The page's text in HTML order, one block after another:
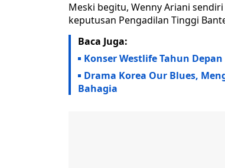
Meski begitu, Wenny Ariani
keputusan Pengadilan Tinggi
Baca Juga:
Konser Westlife Tahun
Drama Korea Our Blues,
Bahagia